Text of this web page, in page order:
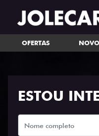
OFERTAS
ESTOU